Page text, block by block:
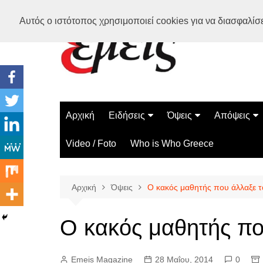
Αυτός ο ιστότοπος χρησιμοποιεί cookies για να
Αρχική Ειδήσεις
Ελλάδα
Διεθνή
Όψεις
Διάστημα
Επιστήμη
Περίεργα
Απόψεις
Video / Foto Who is Who Greece
Αρχική Όψεις Ο κακός μαθητής που άλλαξε
Ο κακός μαθητής
Emeis Magazine 28 Μαΐου, 2014 0